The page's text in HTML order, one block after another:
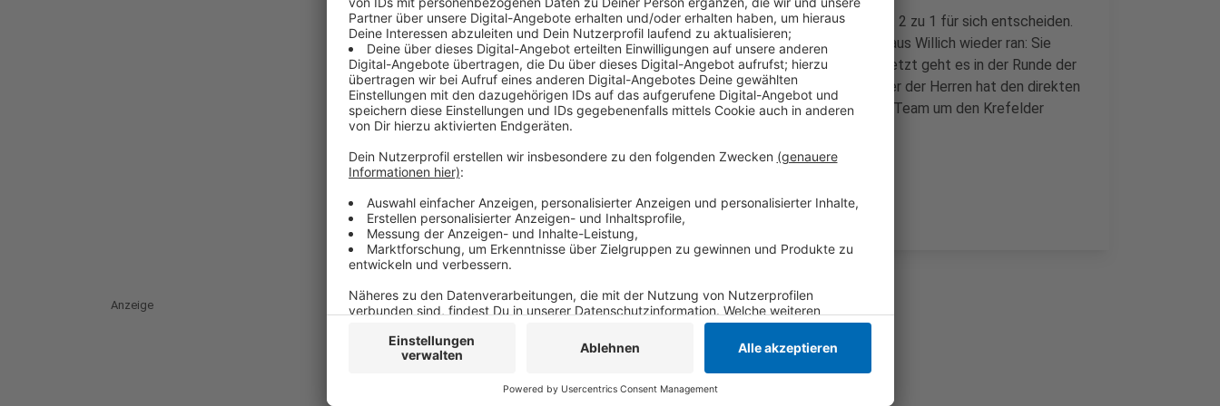
Die Niederländerinnen konnten das Spiel in der zweiten Hälfte mit 2 zu 1 für sich entscheiden.
Am Dienstag (30.07.) muss Tischtennis-Spielerin Nina Mittelham aus Willich wieder ran: Sie
konnte ihr Spiel gegen die Australierin Jee mit 4 zu 0 gewinnen - jetzt geht es in der Runde der
letzten 32 gegen die Koreanerin Pyon. Der deutsche Ruder-Achter der Herren hat den direkten
Finaleinzug verpasst: Jetzt steht noch ein Hoffnungslauf für das Team um den Krefelder
Laurits Follert an.
Anzeige